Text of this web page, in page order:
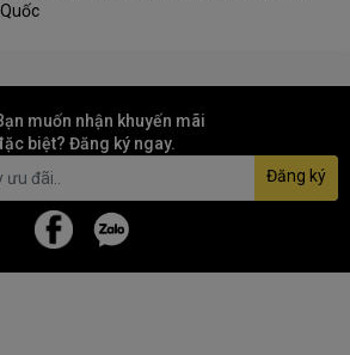
muốn nhận khuyến mãi
biệt? Đăng ký ngay.
Đăng ký